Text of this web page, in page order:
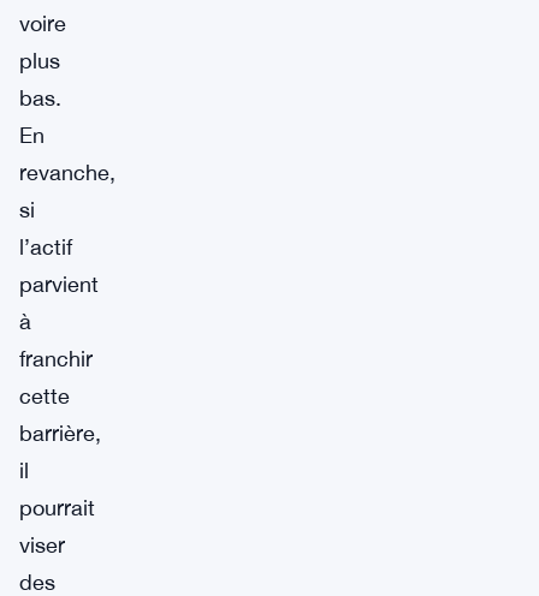
voire
plus
bas.
En
revanche,
si
l’actif
parvient
à
franchir
cette
barrière,
il
pourrait
viser
des